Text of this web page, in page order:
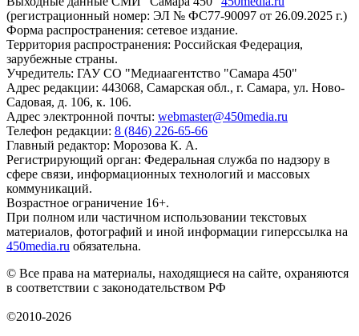
(регистрационный номер: ЭЛ № ФС77-90097 от 26.09.2025 г.)
Форма распространения: сетевое издание.
Территория распространения: Российская Федерация,
зарубежные страны.
Учредитель: ГАУ СО "Медиаагентство "Самара 450"
Адрес редакции: 443068, Самарская обл., г. Самара, ул. Ново-
Садовая, д. 106, к. 106.
Адрес электронной почты: webmaster@450media.ru
Телефон редакции: 8 (846) 226-65-66
Главный редактор: Морозова К. А.
Регистрирующий орган: Федеральная служба по надзору в
сфере связи, информационных технологий и массовых
коммуникаций.
Возрастное ограничение 16+.
При полном или частичном использовании текстовых
материалов, фотографий и иной информации гиперссылка на
450media.ru обязательна.
© Все права на материалы, находящиеся на сайте, охраняются
в соответствии с законодательством РФ
©2010-2026